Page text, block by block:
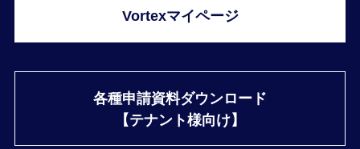
Vortexマイページ
各種申請資料ダウンロード
【テナント様向け】